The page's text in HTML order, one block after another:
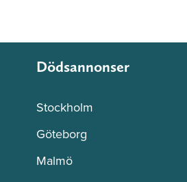
Dödsannonser
Stockholm
Göteborg
Malmö